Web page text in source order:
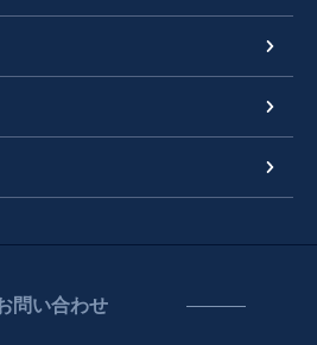
問い合わせ